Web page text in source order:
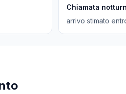
Chiamata
arrivo stimato